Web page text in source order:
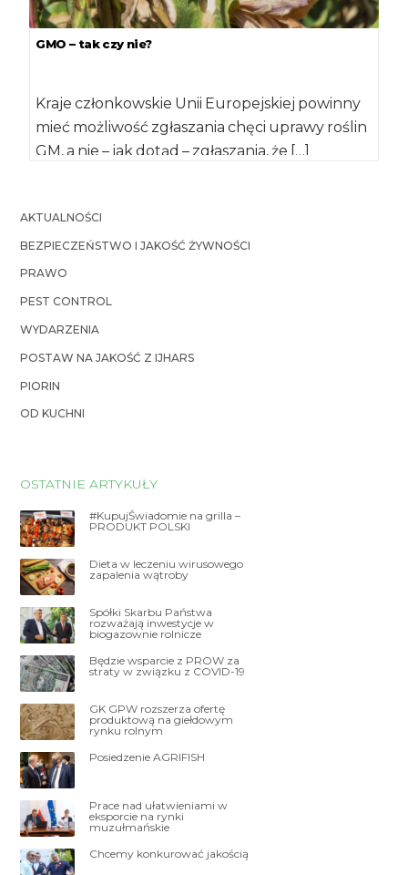
GMO – tak czy nie?
Kraje członkowskie Unii Europejskiej powinny
mieć możliwość zgłaszania chęci uprawy roślin
GM, a nie – jak dotąd – zgłaszania, że […]
AKTUALNOŚCI
BEZPIECZEŃSTWO I JAKOŚĆ ŻYWNOŚCI
PRAWO
PEST CONTROL
WYDARZENIA
POSTAW NA JAKOŚĆ Z IJHARS
PIORIN
OD KUCHNI
OSTATNIE ARTYKUŁY
#KupujŚwiadomie na grilla –
PRODUKT POLSKI
Dieta w leczeniu wirusowego
zapalenia wątroby
Spółki Skarbu Państwa
rozważają inwestycje w
biogazownie rolnicze
Będzie wsparcie z PROW za
straty w związku z COVID-19
GK GPW rozszerza ofertę
produktową na giełdowym
rynku rolnym
Posiedzenie AGRIFISH
Prace nad ułatwieniami w
eksporcie na rynki
muzułmańskie
Chcemy konkurować jakością